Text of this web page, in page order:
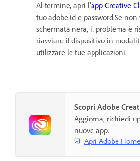
Al termine, apri l'app Creative
tuo adobe id e password.Se non
schermata nera, il problema è
riavviare il dispositivo in
utilizzare le tue applicazioni.
Scopri Adobe
Aggiorna, richiedi
nuove app.
Apri Adobe Home